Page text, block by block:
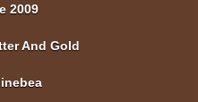
2009
And Gold